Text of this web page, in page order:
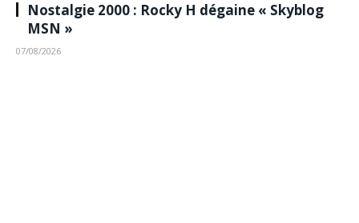
Nostalgie 2000 : Rocky H dégaine « Skyblog
MSN »
07/08/2026